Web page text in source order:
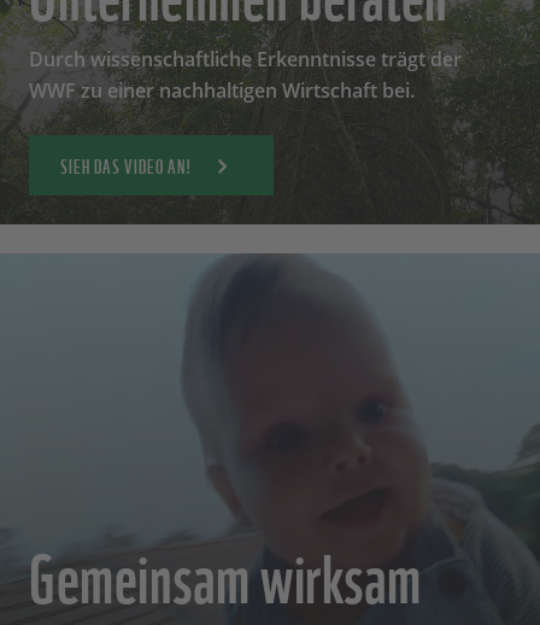
Durch wissenschaftliche Erkenntnisse trägt der
WWF zu einer nachhaltigen Wirtschaft bei.
SIEH DAS VIDEO AN!
Gemeinsam wirksam